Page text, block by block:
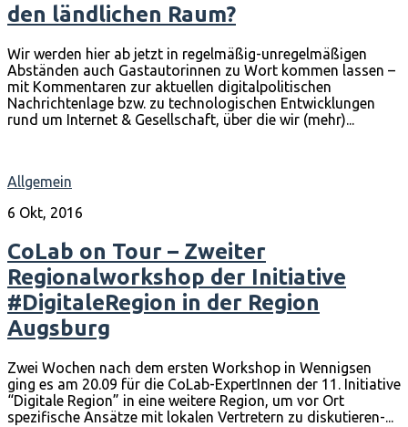
den ländlichen Raum?
Wir werden hier ab jetzt in regelmäßig-unregelmäßigen
Abständen auch Gastautorinnen zu Wort kommen lassen –
mit Kommentaren zur aktuellen digitalpolitischen
Nachrichtenlage bzw. zu technologischen Entwicklungen
rund um Internet & Gesellschaft, über die wir (mehr)...
Allgemein
6 Okt, 2016
CoLab on Tour – Zweiter
Regionalworkshop der Initiative
#DigitaleRegion in der Region
Augsburg
Zwei Wochen nach dem ersten Workshop in Wennigsen
ging es am 20.09 für die CoLab-ExpertInnen der 11. Initiative
“Digitale Region” in eine weitere Region, um vor Ort
spezifische Ansätze mit lokalen Vertretern zu diskutieren-...